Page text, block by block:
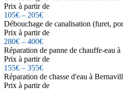
Prix à partir de
105€ – 205€
Débouchage de canalisation (furet,
Prix à partir de
280€ – 400€
Réparation de panne de chauffe-eau
Prix à partir de
155€ – 355€
Réparation de chasse d'eau à
Prix à partir de